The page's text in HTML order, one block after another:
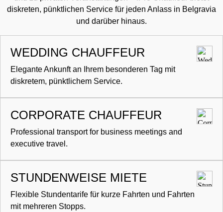
diskreten, pünktlichen Service für jeden Anlass in Belgravia
und darüber hinaus.
WEDDING CHAUFFEUR
Elegante Ankunft an Ihrem besonderen Tag mit
diskretem, pünktlichem Service.
CORPORATE CHAUFFEUR
Professional transport for business meetings and
executive travel.
STUNDENWEISE MIETE
Flexible Stundentarife für kurze Fahrten und Fahrten
mit mehreren Stopps.